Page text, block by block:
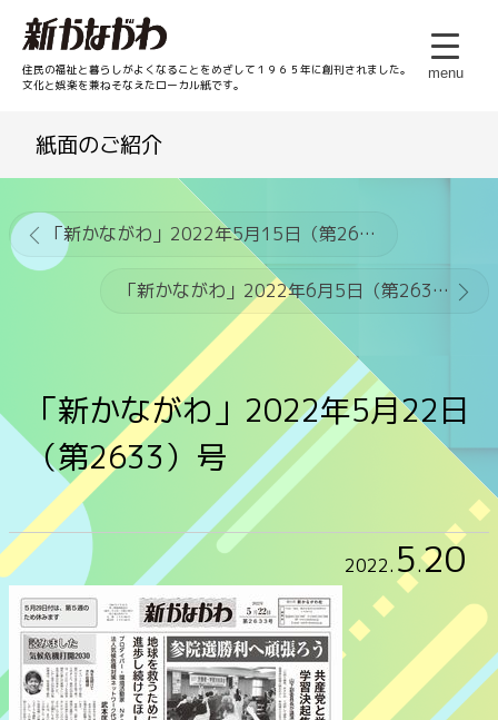
menu
住民の福祉と暮らしがよくなることをめざして１９６５年に創刊されました。
文化と娯楽を兼ねそなえたローカル紙です。
紙面のご紹介
「新かながわ」2022年5月15日（第2632）号
「新かながわ」2022年6月5日（第2634）号
「新かながわ」2022年5月22日
（第2633）号
2022. 5.20